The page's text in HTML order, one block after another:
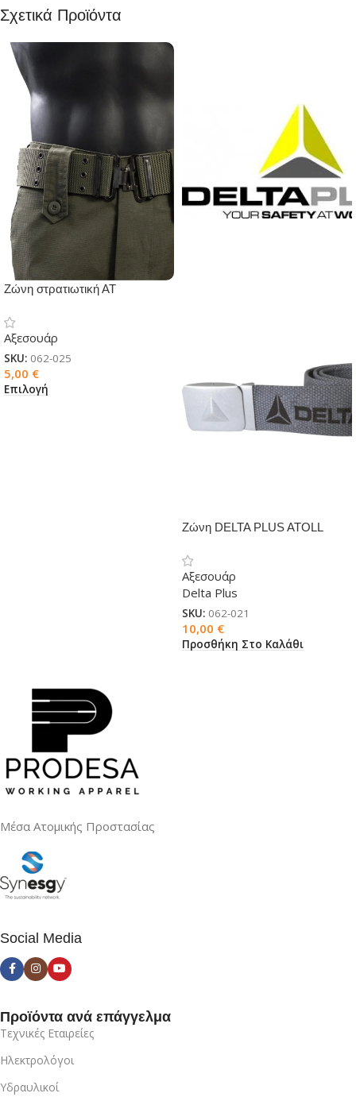
Σχετικά Προϊόντα
Ζώνη στρατιωτική ΑΤ
Αξεσουάρ
SKU: 062-025
5,00 €
Επιλογή
Ζώνη DELTA PLUS ATOLL
Αξεσουάρ
Delta Plus
SKU: 062-021
10,00 €
Προσθήκη Στο Καλάθι
Μέσα Ατομικής Προστασίας
Social Media
Προϊόντα ανά επάγγελμα
Τεχνικές Εταιρείες
Ηλεκτρολόγοι
Υδραυλικοί